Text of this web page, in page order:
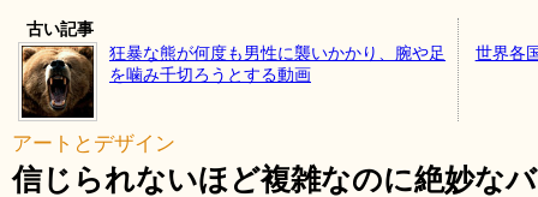
古い記事
狂暴な熊が何度も男性に襲いかかり、腕や足
を噛み千切ろうとする動画
世界各
アートとデザイン
信じられないほど複雑なのに絶妙な